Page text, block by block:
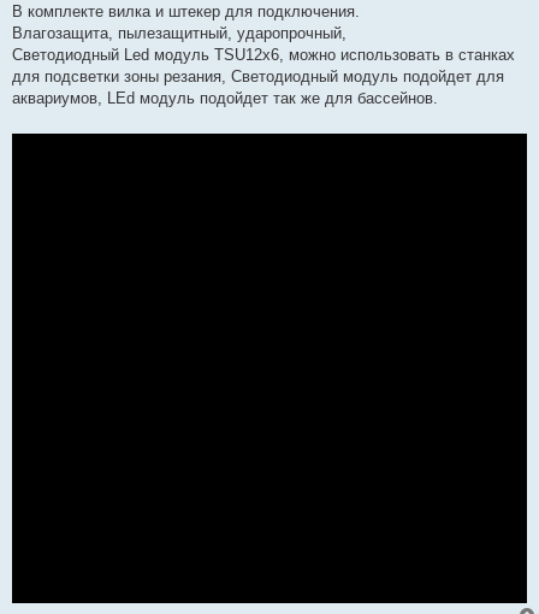
В комплекте вилка и штекер для подключения.
Влагозащита, пылезащитный, ударопрочный,
Светодиодный Led модуль TSU12х6, можно использовать в станках
для подсветки зоны резания, Светодиодный модуль подойдет для
аквариумов, LEd модуль подойдет так же для бассейнов.